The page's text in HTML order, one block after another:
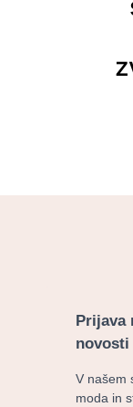
Prijava
novosti
V našem
moda in